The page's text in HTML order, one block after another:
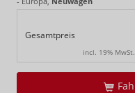
Gesamtpreis
incl. 19%